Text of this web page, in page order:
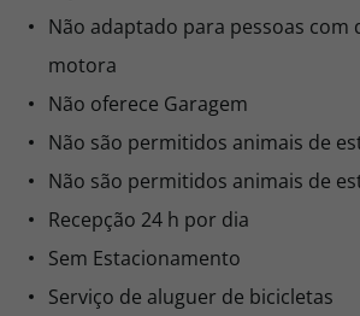
Não adaptado para pessoas com
motora
Não oferece Garagem
Não são permitidos animais de
Não são permitidos animais de
Recepção 24 h por dia
Sem Estacionamento
Serviço de aluguer de bicicletas